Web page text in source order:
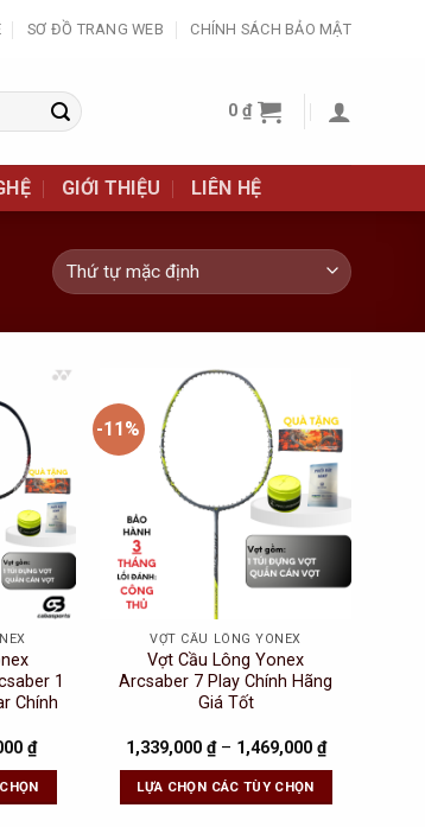
SƠ ĐỒ TRANG WEB CHÍNH SÁCH BẢO MẬT
0₫
GIỚI THIỆU LIÊN HỆ
Add to
Wishlist
1
Chính
₫
-11%
Add to
Wishlist
VỢT CẦU LÔNG YONEX
Vợt Cầu Lông Yonex
Arcsaber 7 Play Chính Hãng
Giá Tốt
1,339,000 ₫– 1,469,000 ₫
LỰA CHỌN CÁC TÙY CHỌN